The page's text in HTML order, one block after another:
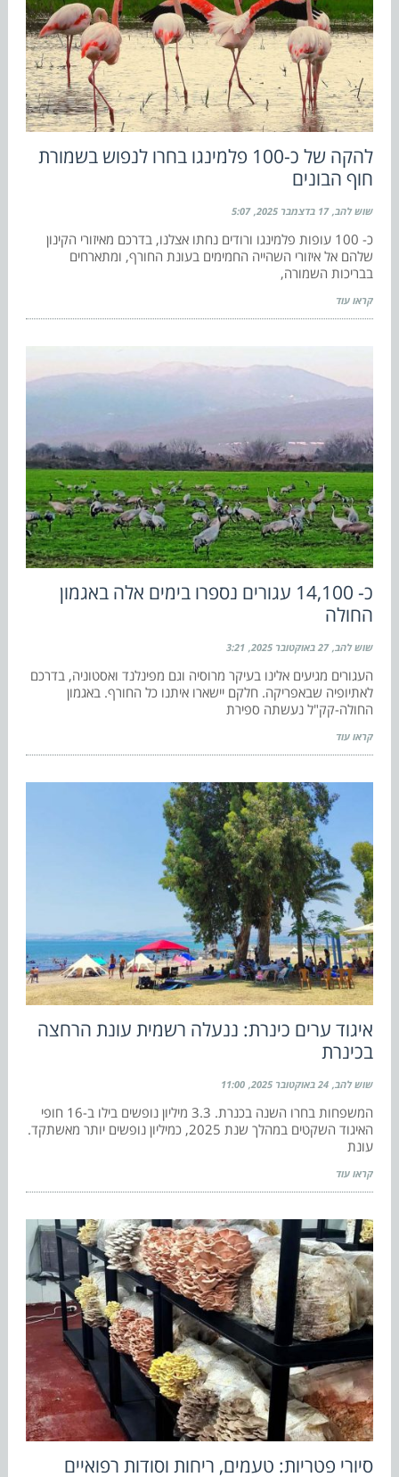
להקה של כ-100 פלמינגו בחרו לנפוש בשמורת
חוף הבונים
שוש להב 17 בדצמבר 2025 5:07
כ- 100 עופות פלמינגו ורודים נחתו אצלנו, בדרכם מאיזורי הקינון
שלהם אל איזורי השהייה החמימים בעונת החורף, ומתארחים
בבריכות השמורה,
קראו עוד
כ- 14,100 עגורים נספרו בימים אלה באגמון
החולה
שוש להב 27 באוקטובר 2025 3:21
העגורים מגיעים אלינו בעיקר מרוסיה וגם מפינלנד ואסטוניה, בדרכם
לאתיופיה שבאפריקה. חלקם יישארו איתנו כל החורף. באגמון
החולה-קק"ל נעשתה ספירת
קראו עוד
איגוד ערים כינרת: ננעלה רשמית עונת הרחצה
בכינרת
שוש להב 24 באוקטובר 2025 11:00
המשפחות בחרו השנה בכנרת. 3.3 מיליון נופשים בילו ב-16 חופי
האיגוד השקטים במהלך שנת 2025, כמיליון נופשים יותר מאשתקד.
עונת
קראו עוד
סיורי פטריות: טעמים, ריחות וסודות רפואיים